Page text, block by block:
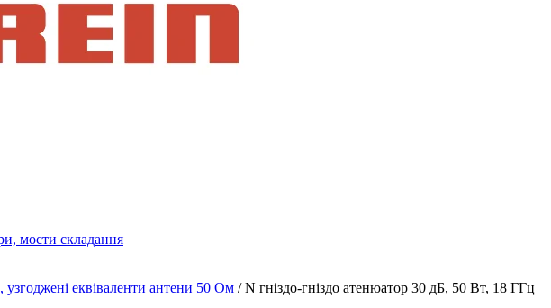
мости складання
еквіваленти антени 50 Ом / N гніздо-гніздо атенюатор 30 дБ, 50 Вт, 18 ГГц